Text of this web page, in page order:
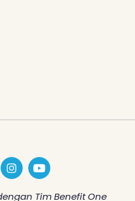
I
n
s
t
Y
o
u
t
Tim Benefit One